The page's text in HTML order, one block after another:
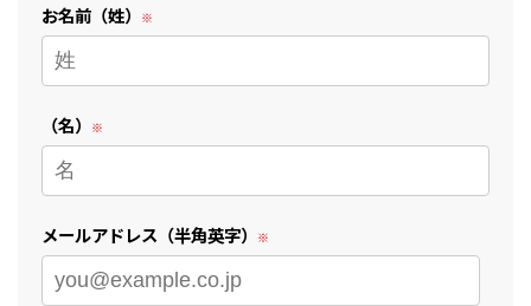
お名前（姓）
（名）
メールアドレス（半角英字）